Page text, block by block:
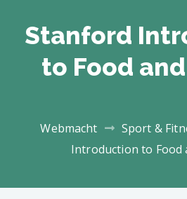
Stanford
to Food
Webmacht Sport &
Introduction to Food